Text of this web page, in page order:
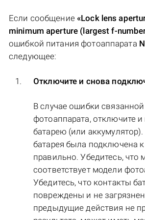
Если сообщение «Lock lens
minimum aperture (largest f-
ошибкой питания фотоаппарата
следующее:
Отключите и снова
В случае ошибки
фотоаппарата, отключите
батарею (или аккумулятор).
батарея была подключена
правильно. Убедитесь, что
соответствует модели
Убедитесь, что контакты
повреждены и не
предыдущие действия не